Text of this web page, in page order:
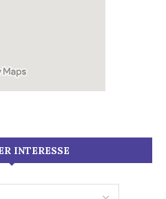
INTERESSE